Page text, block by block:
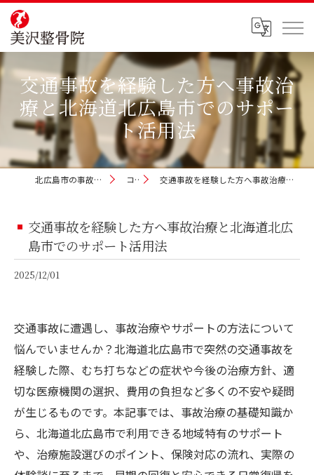
交通事故を経験した方へ事故治
療と北海道北広島市でのサポー
ト活用法
北広島市の事故治療なら美沢整骨院 コラム 交通事故を経験した方へ事故治療と北海道北広島市でのサポート活用法
交通事故を経験した方へ事故治療と北海道北広
島市でのサポート活用法
2025/12/01
交通事故に遭遇し、事故治療やサポートの方法について
悩んでいませんか？北海道北広島市で突然の交通事故を
経験した際、むち打ちなどの症状や今後の治療方針、適
切な医療機関の選択、費用の負担など多くの不安や疑問
が生じるものです。本記事では、事故治療の基礎知識か
ら、北海道北広島市で利用できる地域特有のサポート
や、治療施設選びのポイント、保険対応の流れ、実際の